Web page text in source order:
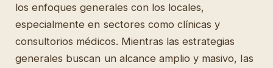
los enfoques generales con los locales,
especialmente en sectores como clínicas y
consultorios médicos. Mientras las estrategias
generales buscan un alcance amplio y masivo, las